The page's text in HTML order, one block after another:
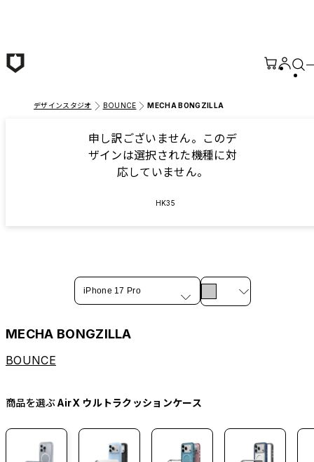
デザインスタジオ BOUNCE MECHA BONGZILLA
申し訳ございません。このデ
ザインは選択された機種に対
応していません。
HK35
iPhone 17 Pro
MECHA BONGZILLA
BOUNCE
商品を選ぶAirX ウルトラクッションケース